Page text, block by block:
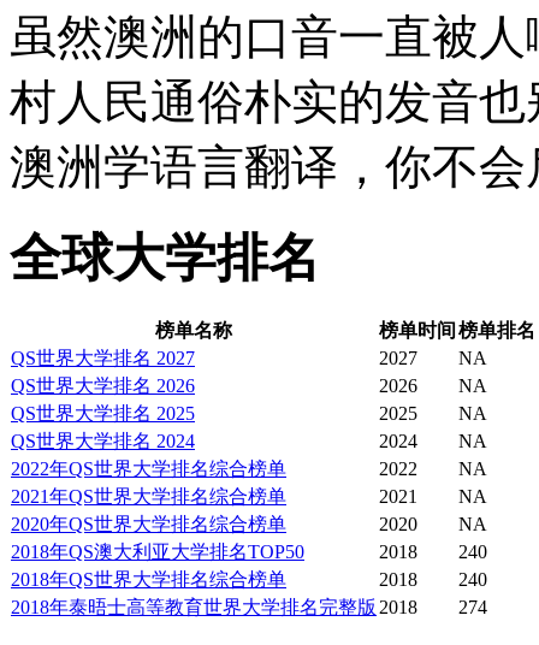
桥国际传记中心命名为
一。
麦考瑞大学Max
名为澳洲最顶尖的15名
麦考瑞大学在企业领导
来自于非政府部门。
麦考瑞大学校区的研究
该大学的应用金融学硕
模最大的（在悉尼、墨
虽然澳洲的口音一直被
村人民通俗朴实的发音
澳洲学语言翻译，你不会
全球大学排名
榜单名称 榜单时间 榜单排名
QS世界大学排名 2027
2027
NA
QS世界大学排名 2026
2026
NA
QS世界大学排名 2025
2025
NA
QS世界大学排名 2024
2024
NA
2022年QS世界大学排名综合榜单
2022
NA
2021年QS世界大学排名综合榜单
2021
NA
2020年QS世界大学排名综合榜单
2020
NA
2018年QS澳大利亚大学排名TOP50
2018
240
2018年QS世界大学排名综合榜单
2018
240
2018年泰晤士高等教育世界大学排名完整版 2018 274